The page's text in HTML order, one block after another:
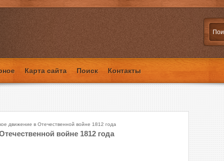
Карта сайта Поиск Контакты
движение в Отечественной войне 1812 года
войне 1812 года